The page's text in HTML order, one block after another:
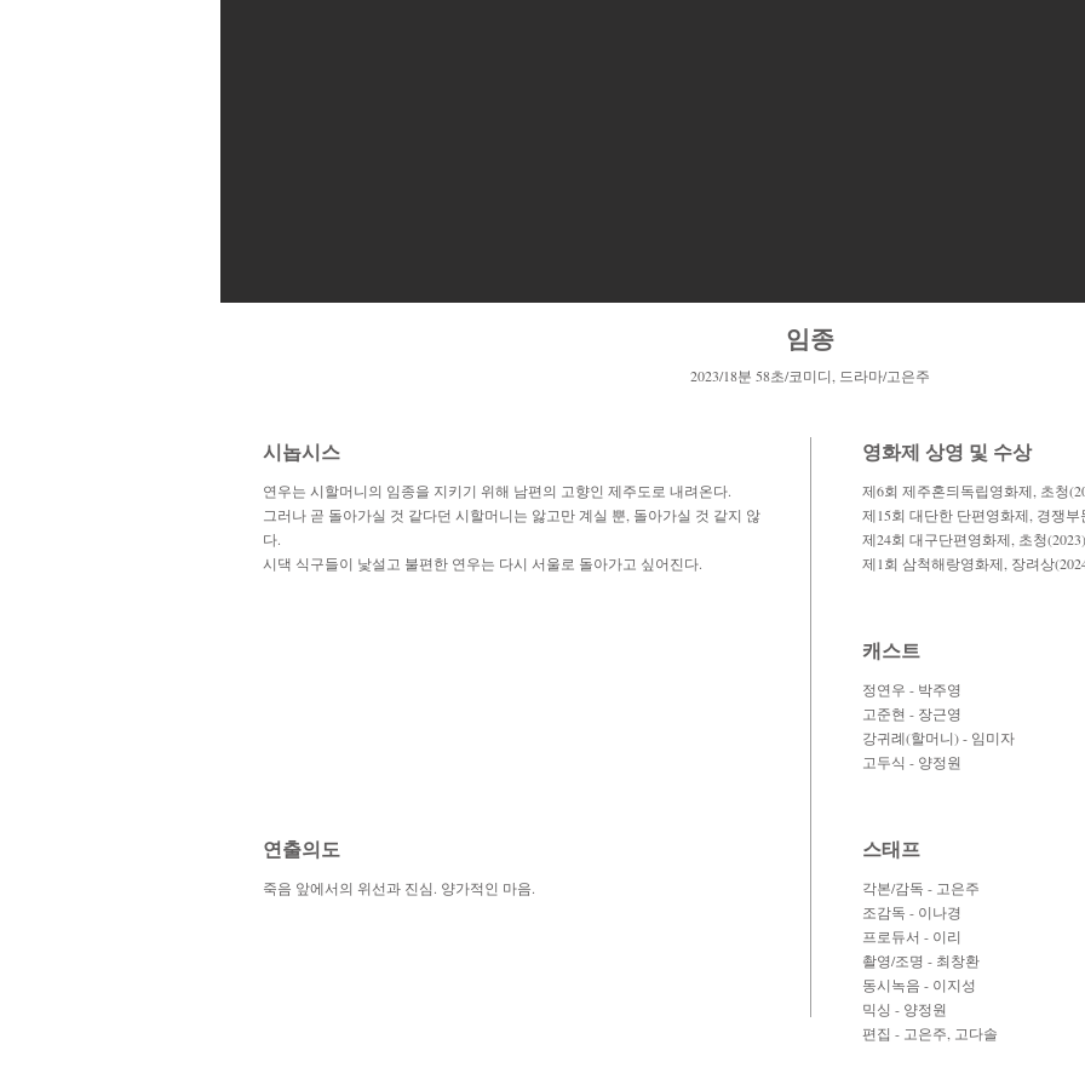
임종
2023/18분 58초/코미디, 드라마/고은​주
시놉시스
연우는 시할머니의 임종을 지키기 위해 남편의 고향인 제주도로 내려온다.
그러나 곧 돌아가실 것 같다던 시할머니는 앓고만 계실 뿐, 돌아가실 것 같지 않
다.
시댁 식구들이 낯설고 불편한 연우는 다시 서울로 돌아가고 싶어진다.
​연출의도
죽음 앞에서의 위선과 진심. 양가적인 마음.
​영화제 상영 및 수상
제6회 제주혼듸독립영화제, 초청
제15회 대단한 단편영화제, 경쟁부
​제24회 대구단편영화제, 초청(2023)
제1회 삼척해랑영화제, 장려상
캐스트
정연우 - 박주영
고준현 - 장근영
강귀례(할머니) - 임미자
고두식 - 양정원
스태프
각본/감독 - 고은주
조감독 - 이나경
프로듀서 - 이리
촬영/조명 - 최창환
동시녹음 - 이지성
믹싱 - 양정원
편집 - 고은주, 고다솔